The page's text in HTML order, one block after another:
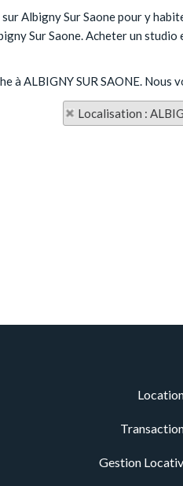
Albigny Sur Saone pour y
Sur Saone. Acheter un
à ALBIGNY SUR SAONE.
Localisation :
Gestion